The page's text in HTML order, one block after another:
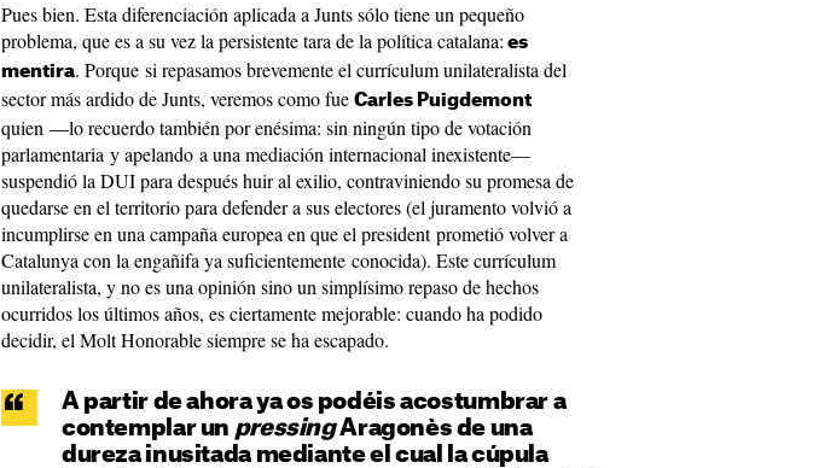
Pues bien. Esta diferenciación aplicada a Junts sólo tiene un pequeño
problema, que es a su vez la persistente tara de la política catalana: es
mentira. Porque si repasamos brevemente el currículum unilateralista del
sector más ardido de Junts, veremos como fue Carles Puigdemont
quien —lo recuerdo también por enésima: sin ningún tipo de votación
parlamentaria y apelando a una mediación internacional inexistente—
suspendió la DUI para después huir al exilio, contraviniendo su promesa de
quedarse en el territorio para defender a sus electores (el juramento volvió a
incumplirse en una campaña europea en que el president prometió volver a
Catalunya con la engañifa ya suficientemente conocida). Este currículum
unilateralista, y no es una opinión sino un simplísimo repaso de hechos
ocurridos los últimos años, es ciertamente mejorable: cuando ha podido
decidir, el Molt Honorable siempre se ha escapado.
A partir de ahora ya os podéis acostumbrar a
contemplar un pressingAragonès de una
dureza inusitada mediante el cual la cúpula